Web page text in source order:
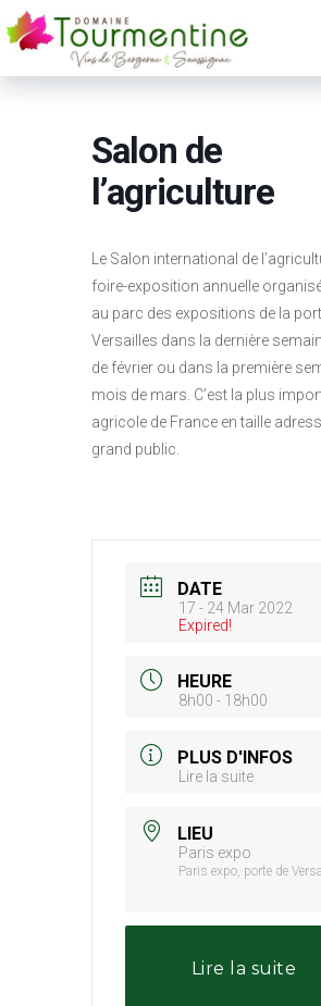
Passer
au
contenu
Salon de
l’agriculture
Le Salon international de
foire-exposition annuelle
au parc des expositions de la
Versailles dans la dernière
de février ou dans la première
mois de mars. C’est la plus
agricole de France en taille
grand public.
DATE
17 - 24 Mar 2022
Expired!
HEURE
8h00 - 18h00
PLUS D'INFOS
Lire la suite
LIEU
Paris expo
Paris expo, porte de
Lire la suite